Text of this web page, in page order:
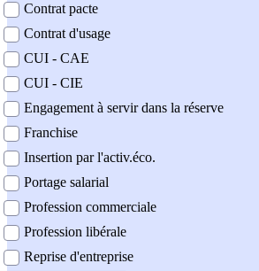
Contrat pacte
Contrat d'usage
CUI - CAE
CUI - CIE
Engagement à servir dans la réserve
Franchise
Insertion par l'activ.éco.
Portage salarial
Profession commerciale
Profession libérale
Reprise d'entreprise